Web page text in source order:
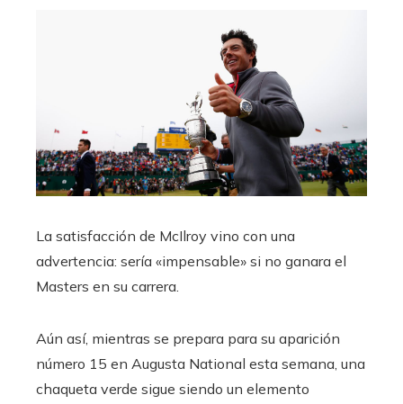
La satisfacción de McIlroy vino con una
advertencia: sería «impensable» si no ganara el
Masters en su carrera.
Aún así, mientras se prepara para su aparición
número 15 en Augusta National esta semana, una
chaqueta verde sigue siendo un elemento